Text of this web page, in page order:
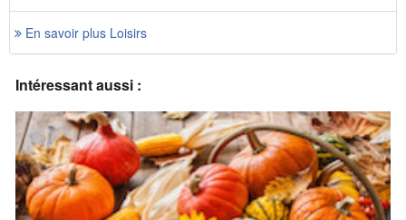
En savoir plus Loisirs
Intéressant aussi :